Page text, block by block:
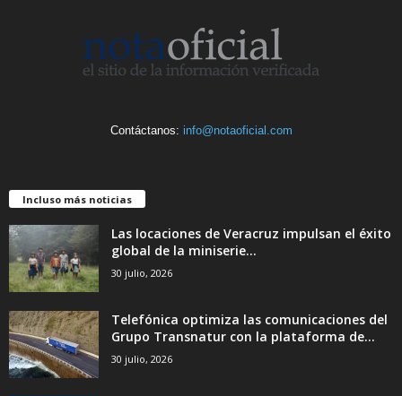
Contáctanos: info@notaoficial.com
Incluso más noticias
Las locaciones de Veracruz impulsan el éxito
global de la miniserie...
30 julio, 2026
Telefónica optimiza las comunicaciones del
Grupo Transnatur con la plataforma de...
30 julio, 2026